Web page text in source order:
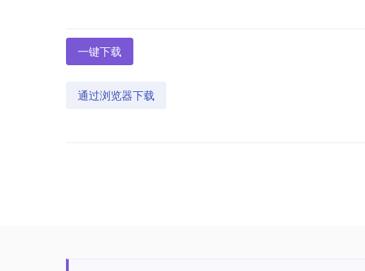
一键下载
通过浏览器下载